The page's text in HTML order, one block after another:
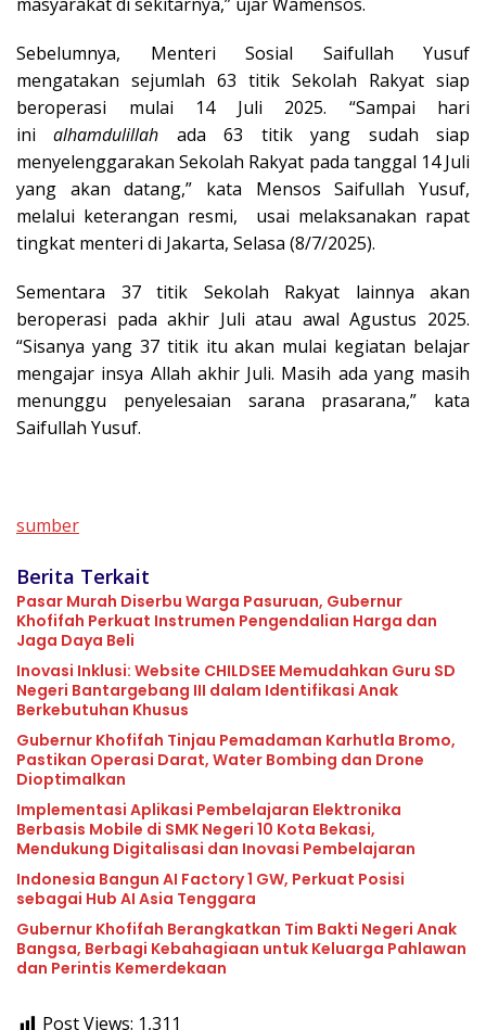
Sebelumnya, Menteri Sosial Saifullah Yusuf
mengatakan sejumlah 63 titik Sekolah Rakyat siap
beroperasi mulai 14 Juli 2025. “Sampai hari
inialhamdulillah ada 63 titik yang sudah siap
menyelenggarakan Sekolah Rakyat pada tanggal 14 Juli
yang akan datang,” kata Mensos Saifullah Yusuf,
melalui keterangan resmi, usai melaksanakan rapat
tingkat menteri di Jakarta, Selasa (8/7/2025).
Sementara 37 titik Sekolah Rakyat lainnya akan
beroperasi pada akhir Juli atau awal Agustus 2025.
“Sisanya yang 37 titik itu akan mulai kegiatan belajar
mengajar insya Allah akhir Juli. Masih ada yang masih
menunggu penyelesaian sarana prasarana,” kata
Saifullah Yusuf.
sumber
Berita Terkait
Pasar Murah Diserbu Warga Pasuruan, Gubernur
Khofifah Perkuat Instrumen Pengendalian Harga dan
Jaga Daya Beli
Inovasi Inklusi: Website CHILDSEE Memudahkan Guru SD
Negeri Bantargebang III dalam Identifikasi Anak
Berkebutuhan Khusus
Gubernur Khofifah Tinjau Pemadaman Karhutla Bromo,
Pastikan Operasi Darat, Water Bombing dan Drone
Dioptimalkan
Implementasi Aplikasi Pembelajaran Elektronika
Berbasis Mobile di SMK Negeri 10 Kota Bekasi,
Mendukung Digitalisasi dan Inovasi Pembelajaran
Indonesia Bangun AI Factory 1 GW, Perkuat Posisi
sebagai Hub AI Asia Tenggara
Gubernur Khofifah Berangkatkan Tim Bakti Negeri Anak
Bangsa, Berbagi Kebahagiaan untuk Keluarga Pahlawan
dan Perintis Kemerdekaan
Post Views: 1,311